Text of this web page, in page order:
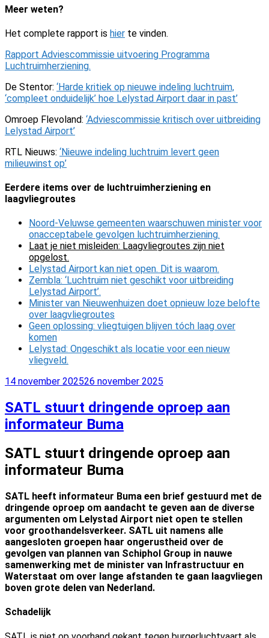
Meer weten?
Het complete rapport is hier te vinden.
Rapport Adviescommissie uitvoering Programma
Luchtruimherziening.
De Stentor: ‘Harde kritiek op nieuwe indeling luchtruim,
‘compleet onduidelijk’ hoe Lelystad Airport daar in past’
Omroep Flevoland: ‘Adviescommissie kritisch over uitbreiding
Lelystad Airport’
RTL Nieuws: ‘Nieuwe indeling luchtruim levert geen
milieuwinst op’
Eerdere items over de luchtruimherziening en
laagvliegroutes
Noord-Veluwse gemeenten waarschuwen minister voor
onacceptabele gevolgen luchtruimherziening.
Laat je niet misleiden: Laagvliegroutes zijn niet
opgelost.
Lelystad Airport kan niet open. Dit is waarom.
Zembla: ‘Luchtruim niet geschikt voor uitbreiding
Lelystad Airport’.
Minister van Nieuwenhuizen doet opnieuw loze belofte
over laagvliegroutes
Geen oplossing: vliegtuigen blijven tóch laag over
komen
Lelystad: Ongeschikt als locatie voor een nieuw
vliegveld.
Geplaatst
14 november 202526 november 2025
SATL stuurt dringende oproep aan
informateur Buma
SATL stuurt dringende oproep aan
informateur Buma
SATL heeft informateur Buma een brief gestuurd met de
dringende oproep om aandacht te geven aan de diverse
argumenten om Lelystad Airport niet open te stellen
voor groothandelsverkeer. SATL uit namens alle
aangesloten groepen haar ongerustheid over de
gevolgen van plannen van Schiphol Group in nauwe
samenwerking met de minister van Infrastructuur en
Waterstaat om over lange afstanden te gaan laagvliegen
boven grote delen van Nederland.
Schadelijk